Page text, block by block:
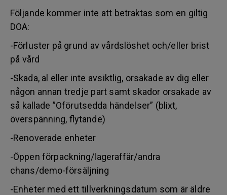
Följande kommer inte att betraktas som en giltig
DOA:
-Förluster på grund av vårdslöshet och/eller brist
på vård
-Skada, al eller inte avsiktlig, orsakade av dig eller
någon annan tredje part samt skador orsakade av
så kallade ”Oförutsedda händelser” (blixt,
överspänning, flytande)
-Renoverade enheter
-Öppen förpackning/lageraffär/andra
chans/demo-försäljning
-Enheter med ett tillverkningsdatum som är äldre